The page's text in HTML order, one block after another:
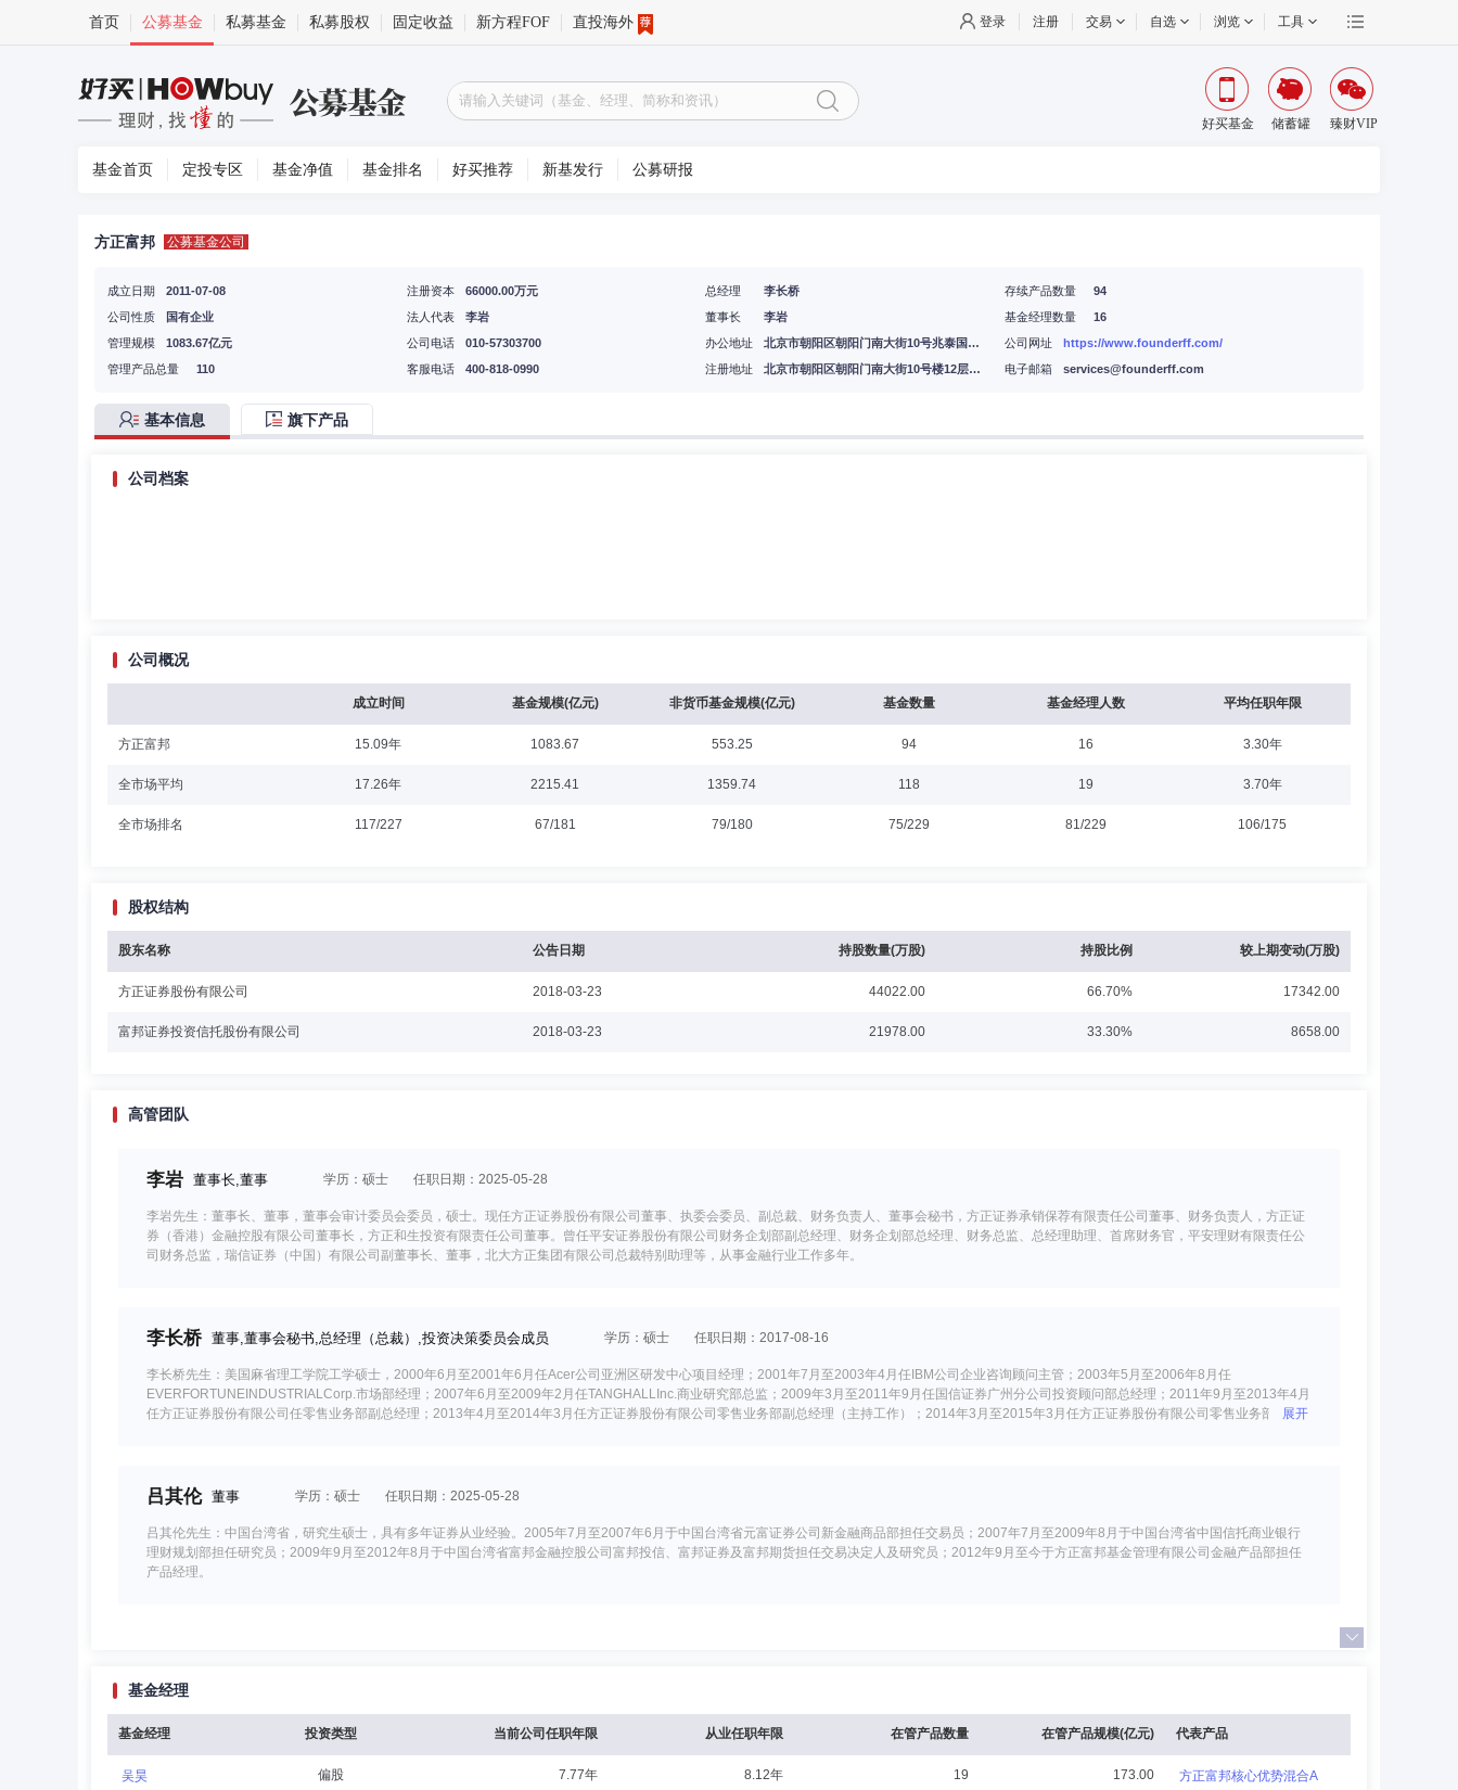
首页 公募基金 私募基金 私募股权 固定收益 新方程FOF 直投海外 登录 注册 交易 自选 浏览 工具
好买基金 储蓄罐 臻财VIP
基金首页 定投专区 基金净值 基金排名 好买推荐 新基发行 公募研报
方正富邦 公募基金公司
成立日期
2011-07-08
公司性质
国有企业
注册资本
66000.00万元
法人代表
李岩
总经理
李长桥
董事长
李岩
存续产品数量
94
基金经理数量
16
管理规模
1083.67亿元
管理产品总量
110
公司电话
010-57303700
客服电话
400-818-0990
办公地址
北京市朝阳区朝阳门南大街10号兆泰国际中心A座15层
注册地址
北京市朝阳区朝阳门南大街10号楼12层1202单元内01、02、07、08、09-01单元
公司网址
https://www.founderff.com/
电子邮箱
services@founderff.com
基本信息 旗下产品
公司档案
公司概况
成立时间 基金规模(亿元) 非货币基金规模(亿元) 基金数量 基金经理人数 平均任职年限
方正富邦 15.09年 1083.67 553.25 94 16 3.30年
全市场平均 17.26年 2215.41 1359.74 118 19 3.70年
全市场排名 117/227 67/181 79/180 75/229 81/229 106/175
股权结构
股东名称 公告日期 持股数量(万股) 持股比例 较上期变动(万股)
方正证券股份有限公司 2018-03-23 44022.00 66.70% 17342.00
富邦证券投资信托股份有限公司 2018-03-23 21978.00 33.30% 8658.00
高管团队
李岩 董事长,董事 学历：硕士 任职日期：2025-05-28
李岩先生：董事长、董事，董事会审计委员会委员，硕士。现任方正证券股份有限公司董事、执委会委员、副总裁、财务负责人、董事会秘书，方正证券承销保荐有限责任公司董事、财务负责人，方正证
券（香港）金融控股有限公司董事长，方正和生投资有限责任公司董事。曾任平安证券股份有限公司财务企划部副总经理、财务企划部总经理、财务总监、总经理助理、首席财务官，平安理财有限责任公
司财务总监，瑞信证券（中国）有限公司副董事长、董事，北大方正集团有限公司总裁特别助理等，从事金融行业工作多年。
李长桥 董事,董事会秘书,总经理（总裁）,投资决策委员会成员 学历：硕士 任职日期：2017-08-16
李长桥先生：美国麻省理工学院工学硕士，2000年6月至2001年6月任Acer公司亚洲区研发中心项目经理；2001年7月至2003年4月任IBM公司企业咨询顾问主管；2003年5月至2006年8月任
EVERFORTUNEINDUSTRIALCorp.市场部经理；2007年6月至2009年2月任TANGHALLInc.商业研究部总监；2009年3月至2011年9月任国信证券广州分公司投资顾问部总经理；2011年9月至2013年4月
任方正证券股份有限公司任零售业务部副总经理；2013年4月至2014年3月任方正证券股份有限公司零售业务部副总经理（主持工作）；2014年3月至2015年3月任方正证券股份有限公司零售业务部总经
展开
吕其伦 董事 学历：硕士 任职日期：2025-05-28
吕其伦先生：中国台湾省，研究生硕士，具有多年证券从业经验。2005年7月至2007年6月于中国台湾省元富证券公司新金融商品部担任交易员；2007年7月至2009年8月于中国台湾省中国信托商业银行
理财规划部担任研究员；2009年9月至2012年8月于中国台湾省富邦金融控股公司富邦投信、富邦证券及富邦期货担任交易决定人及研究员；2012年9月至今于方正富邦基金管理有限公司金融产品部担任
产品经理。
黄昭棠先生：现任富邦证券投资信托股份有限公司董事长，富邦基金管理(香港)有限公司董事长，富邦私募股权股份有限公司董事长暨总经理，富邦数位音乐资产管理股份有限公司董事长，富邦金控创业
投资股份有限公司董事。曾担任华南永昌证券投资信托股份有限公司董事长，日盛证券投资信托股份有限公司董事长，元大证券投资信托股份有限公司总经理等职务，从事基金管理、证券、银行行业工作
多年。
基金经理
基金经理 投资类型 当前公司任职年限 从业任职年限 在管产品数量 在管产品规模(亿元) 代表产品
吴昊 偏股 7.77年 8.12年 19 173.00 方正富邦核心优势混合A